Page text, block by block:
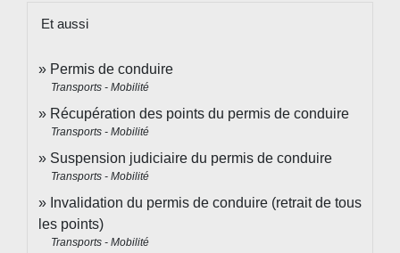
Et aussi
Permis de conduire
Transports - Mobilité
Récupération des points du permis de conduire
Transports - Mobilité
Suspension judiciaire du permis de conduire
Transports - Mobilité
Invalidation du permis de conduire (retrait de tous
les points)
Transports - Mobilité